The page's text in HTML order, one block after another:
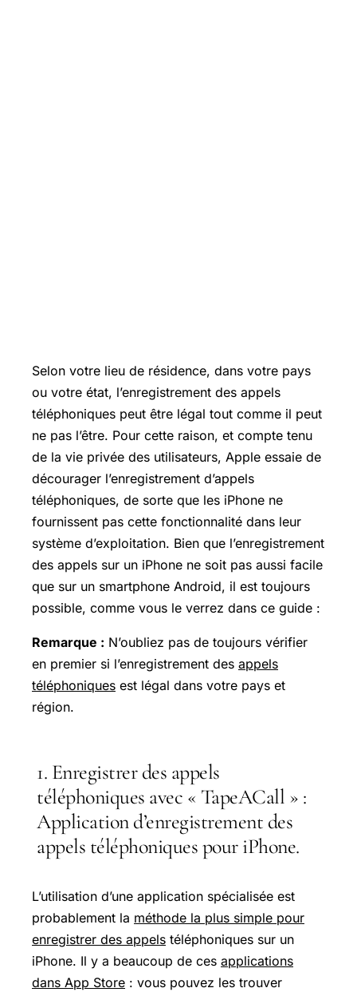
Selon votre lieu de résidence, dans votre pays
ou votre état, l’enregistrement des appels
téléphoniques peut être légal tout comme il peut
ne pas l’être. Pour cette raison, et compte tenu
de la vie privée des utilisateurs, Apple essaie de
décourager l’enregistrement d’appels
téléphoniques, de sorte que les iPhone ne
fournissent pas cette fonctionnalité dans leur
système d’exploitation. Bien que l’enregistrement
des appels sur un iPhone ne soit pas aussi facile
que sur un smartphone Android, il est toujours
possible, comme vous le verrez dans ce guide :
Remarque : N’oubliez pas de toujours vérifier
en premier si l’enregistrement des appels
téléphoniques est légal dans votre pays et
région.
1. Enregistrer des appels
téléphoniques avec « TapeACall » :
Application d’enregistrement des
appels téléphoniques pour iPhone.
L’utilisation d’une application spécialisée est
probablement la méthode la plus simple pour
enregistrer des appels téléphoniques sur un
iPhone. Il y a beaucoup de ces applications
dans App Store : vous pouvez les trouver